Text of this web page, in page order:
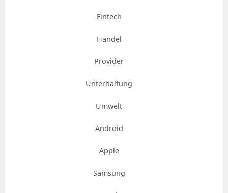
Fintech
Handel
Provider
Unterhaltung
Umwelt
Android
Apple
Samsung